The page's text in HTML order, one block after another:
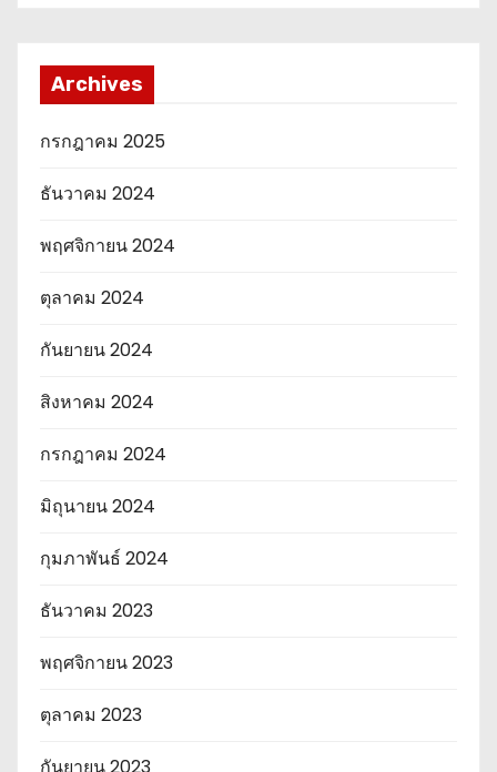
Archives
กรกฎาคม 2025
ธันวาคม 2024
พฤศจิกายน 2024
ตุลาคม 2024
กันยายน 2024
สิงหาคม 2024
กรกฎาคม 2024
มิถุนายน 2024
กุมภาพันธ์ 2024
ธันวาคม 2023
พฤศจิกายน 2023
ตุลาคม 2023